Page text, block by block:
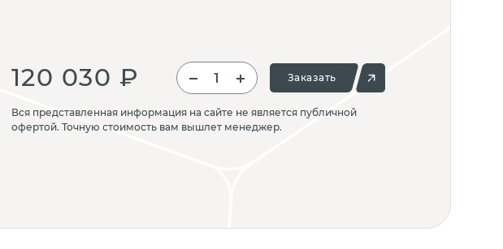
120 030 ₽ Заказать
Вся представленная информация на сайте не является публичной
офертой. Точную стоимость вам вышлет менеджер.